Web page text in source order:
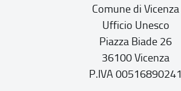
Comune di Vicenza
Ufficio Unesco
Piazza Biade 26
36100 Vicenza
P.IVA 00516890241